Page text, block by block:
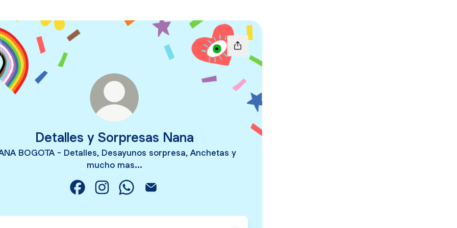
Detalles y Sorpresas Nana
BOGOTA - Detalles, Desayunos sorpresa, Anchetas y
mucho mas...